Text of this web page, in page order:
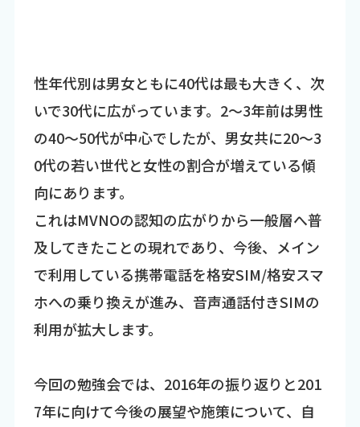
性年代別は男女ともに40代は最も大きく、次
いで30代に広がっています。2～3年前は男性
の40～50代が中心でしたが、男女共に20～3
0代の若い世代と女性の割合が増えている傾
向にあります。
これはMVNOの認知の広がりから一般層へ普
及してきたことの現れであり、今後、メイン
で利用している携帯電話を格安SIM/格安スマ
ホへの乗り換えが進み、音声通話付きSIMの
利用が拡大します。
今回の勉強会では、2016年の振り返りと201
7年に向けて今後の展望や施策について、自